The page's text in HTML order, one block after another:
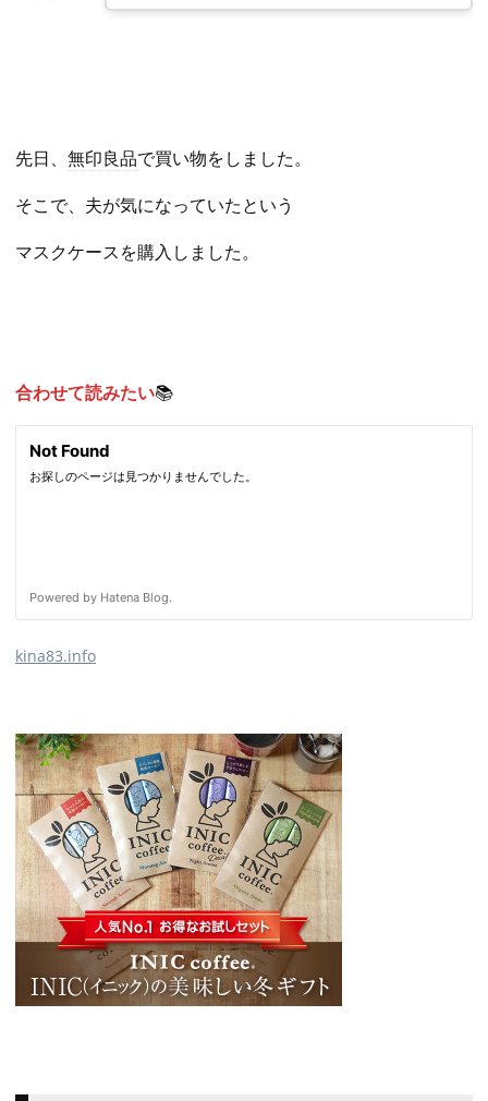
先日、 無印良品で買い物をしました。
そこで、夫が気になっていたという
マスクケースを購入しました。
合わせて読みたい📚
kina83.info